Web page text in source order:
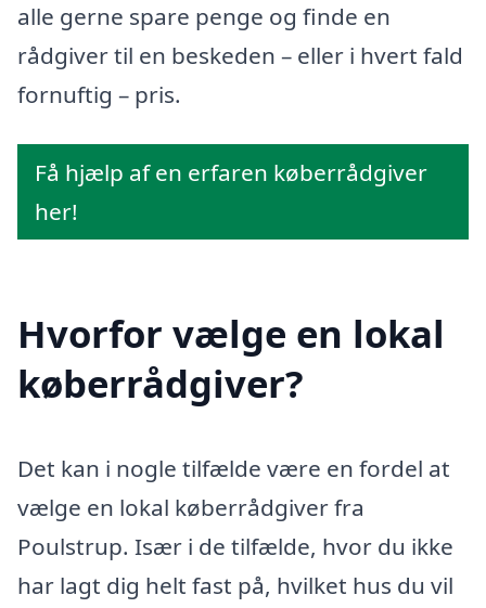
alle gerne spare penge og finde en
rådgiver til en beskeden – eller i hvert fald
fornuftig – pris.
Få hjælp af en erfaren køberrådgiver
her!
Hvorfor vælge en lokal
køberrådgiver?
Det kan i nogle tilfælde være en fordel at
vælge en lokal køberrådgiver fra
Poulstrup. Især i de tilfælde, hvor du ikke
har lagt dig helt fast på, hvilket hus du vil